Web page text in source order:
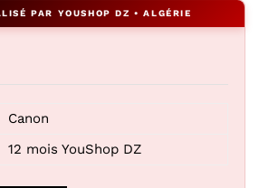
Canon
12 mois YouShop DZ